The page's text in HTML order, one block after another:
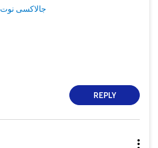
جالاكسى نوت
REPLY